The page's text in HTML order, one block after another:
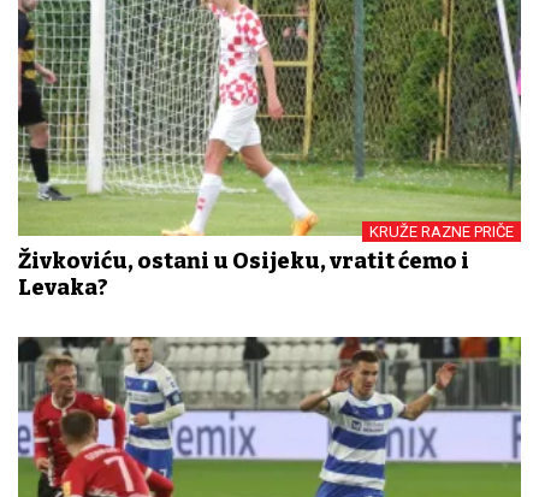
KRUŽE RAZNE PRIČE
Živkoviću, ostani u Osijeku, vratit ćemo i
Levaka?